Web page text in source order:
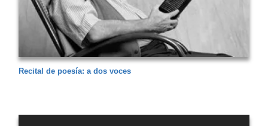
Recital de poesía: a dos voces